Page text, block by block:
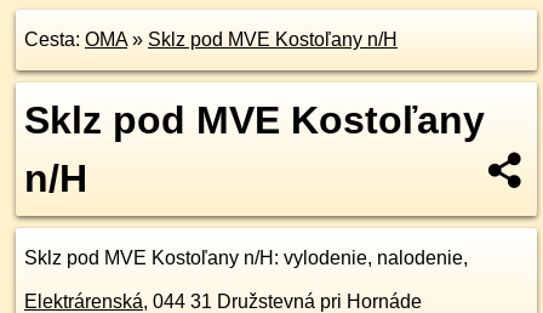
Cesta: OMA» Sklz pod MVE Kostoľany n/H
Sklz pod MVE Kostoľany
n/H
Sklz pod MVE Kostoľany n/H : vylodenie, nalodenie,
Elektrárenská, 044 31 Družstevná pri Hornáde